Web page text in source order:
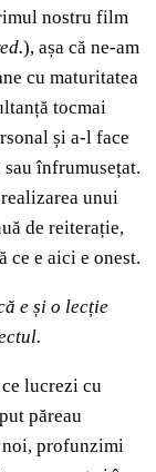
nostru film
), așa că ne-am
cu maturitatea
tocmai
și a-l face
înfrumusețat.
unui
de reiterație,
ce e aici e onest.
e și o lecție
lucrezi cu
păreau
noi, profunzimi